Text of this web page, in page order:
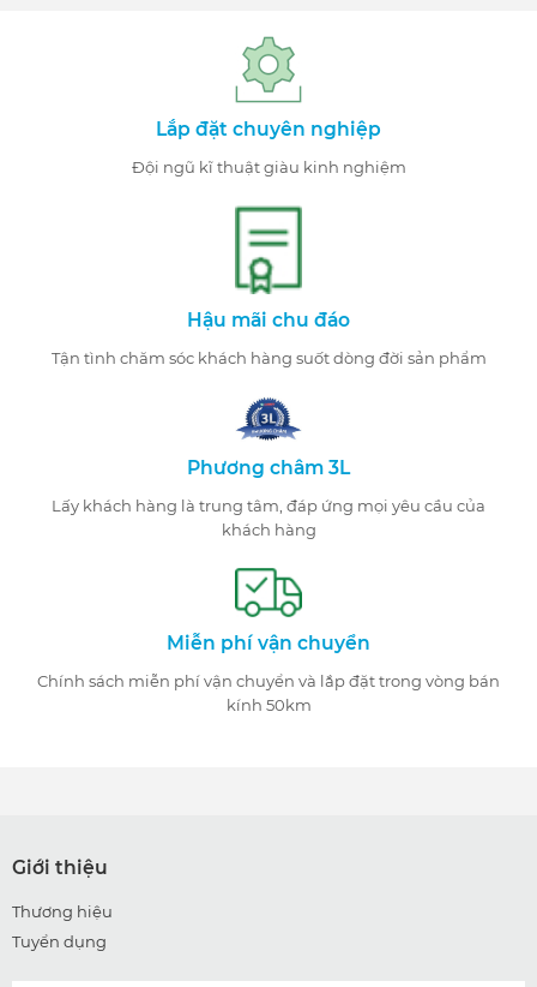
Lắp đặt chuyên nghiệp
Đội ngũ kĩ thuật giàu kinh nghiệm
Hậu mãi chu đáo
Tận tình chăm sóc khách hàng suốt dòng đời sản phẩm
Phương châm 3L
Lấy khách hàng là trung tâm, đáp ứng mọi yêu cầu của
khách hàng
Miễn phí vận chuyển
Chính sách miễn phí vận chuyển và lắp đặt trong vòng bán
kính 50km
Giới thiệu
Thương hiệu
Tuyển dụng